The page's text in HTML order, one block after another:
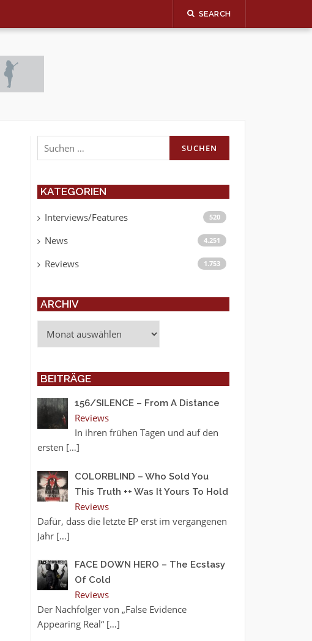
SEARCH
Suchen
nach:
KATEGORIEN
Interviews/Features 520
News 4.251
Reviews 1.753
ARCHIV
BEITRÄGE
156/SILENCE – From A Distance
Reviews
In ihren frühen Tagen und auf den
ersten […]
COLORBLIND – Who Sold You
This Truth ++ Was It Yours To Hold
Reviews
Dafür, dass die letzte EP erst im vergangenen
Jahr […]
FACE DOWN HERO – The Ecstasy
Of Cold
Reviews
Der Nachfolger von „False Evidence
Appearing Real“ […]